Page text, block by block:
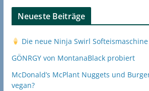
Neueste Beiträge
Die neue Ninja Swirl
GÖNRGY von MontanaBlack probiert
McDonald’s McPlant Nuggets und
vegan?